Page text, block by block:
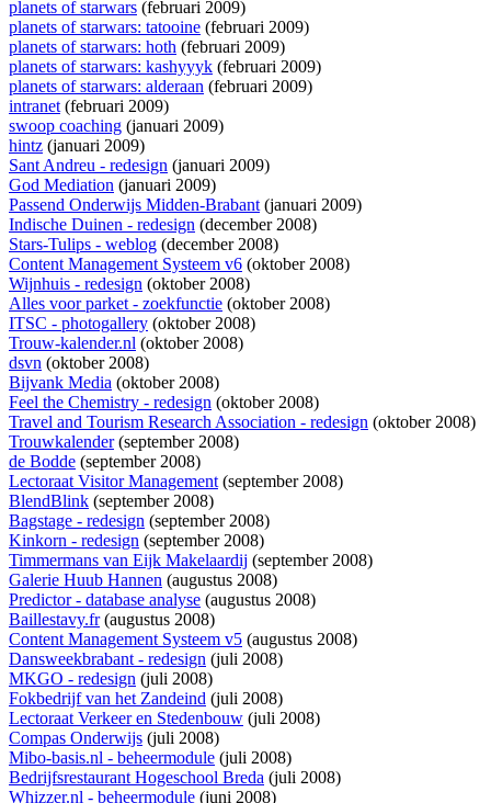
planets of starwars (februari 2009)
planets of starwars: tatooine (februari 2009)
planets of starwars: hoth (februari 2009)
planets of starwars: kashyyyk (februari 2009)
planets of starwars: alderaan (februari 2009)
intranet(februari 2009)
swoop coaching (januari 2009)
hintz (januari 2009)
Sant Andreu - redesign (januari 2009)
God Mediation (januari 2009)
Passend Onderwijs Midden-Brabant(januari 2009)
Indische Duinen - redesign (december 2008)
Stars-Tulips - weblog (december 2008)
Content Management Systeem v6 (oktober 2008)
Wijnhuis - redesign (oktober 2008)
Alles voor parket - zoekfunctie (oktober 2008)
ITSC - photogallery (oktober 2008)
Trouw-kalender.nl (oktober 2008)
dsvn (oktober 2008)
Bijvank Media (oktober 2008)
Feel the Chemistry - redesign (oktober 2008)
Travel and Tourism Research Association - redesign (oktober 2008)
Trouwkalender(september 2008)
de Bodde (september 2008)
Lectoraat Visitor Management(september 2008)
BlendBlink (september 2008)
Bagstage - redesign (september 2008)
Kinkorn - redesign (september 2008)
Timmermans van Eijk Makelaardij (september 2008)
Galerie Huub Hannen (augustus 2008)
Predictor - database analyse (augustus 2008)
Baillestavy.fr(augustus 2008)
Content Management Systeem v5 (augustus 2008)
Dansweekbrabant - redesign (juli 2008)
MKGO - redesign (juli 2008)
Fokbedrijf van het Zandeind (juli 2008)
Lectoraat Verkeer en Stedenbouw (juli 2008)
Compas Onderwijs (juli 2008)
Mibo-basis.nl - beheermodule (juli 2008)
Bedrijfsrestaurant Hogeschool Breda (juli 2008)
Whizzer.nl - beheermodule (juni 2008)